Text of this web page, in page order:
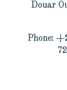
Douar
Phone: